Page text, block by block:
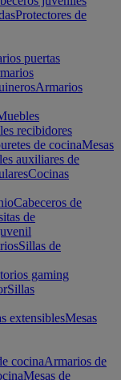
Protectores de
puertas
Armarios
recibidores
de cocinaMesas
auxiliares de
Cocinas
Cabeceros de
de
Sillas de
gaming
Sillas
extensiblesMesas
cocinaArmarios de
Mesas de